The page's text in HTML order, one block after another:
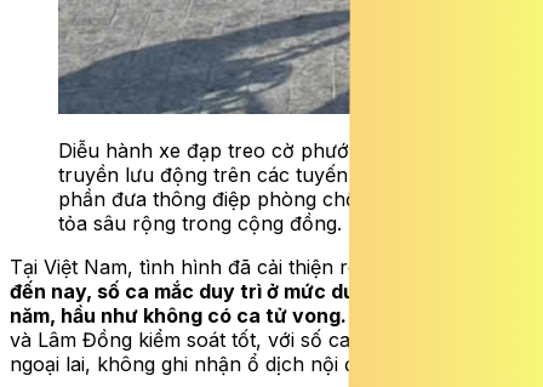
Diễu hành xe đạp treo cờ phướn và xe tuyên
truyền lưu động trên các tuyến phố, góp
phần đưa thông điệp phòng chống sốt rét lan
tỏa sâu rộng trong cộng đồng.
Tại Việt Nam, tình hình đã cải thiện rõ rệt.
đến nay, số ca mắc duy trì ở mức dưới 500 ca mỗi
năm, hầu như không có ca tử vong.
và Lâm Đồng kiểm soát tốt, với số ca thấp, chủ yếu là ca
ngoại lai, không ghi nhận ổ dịch nội địa.